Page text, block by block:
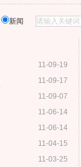
新闻
11-09-19
11-09-17
11-09-07
11-06-14
11-06-14
11-04-15
11-03-25